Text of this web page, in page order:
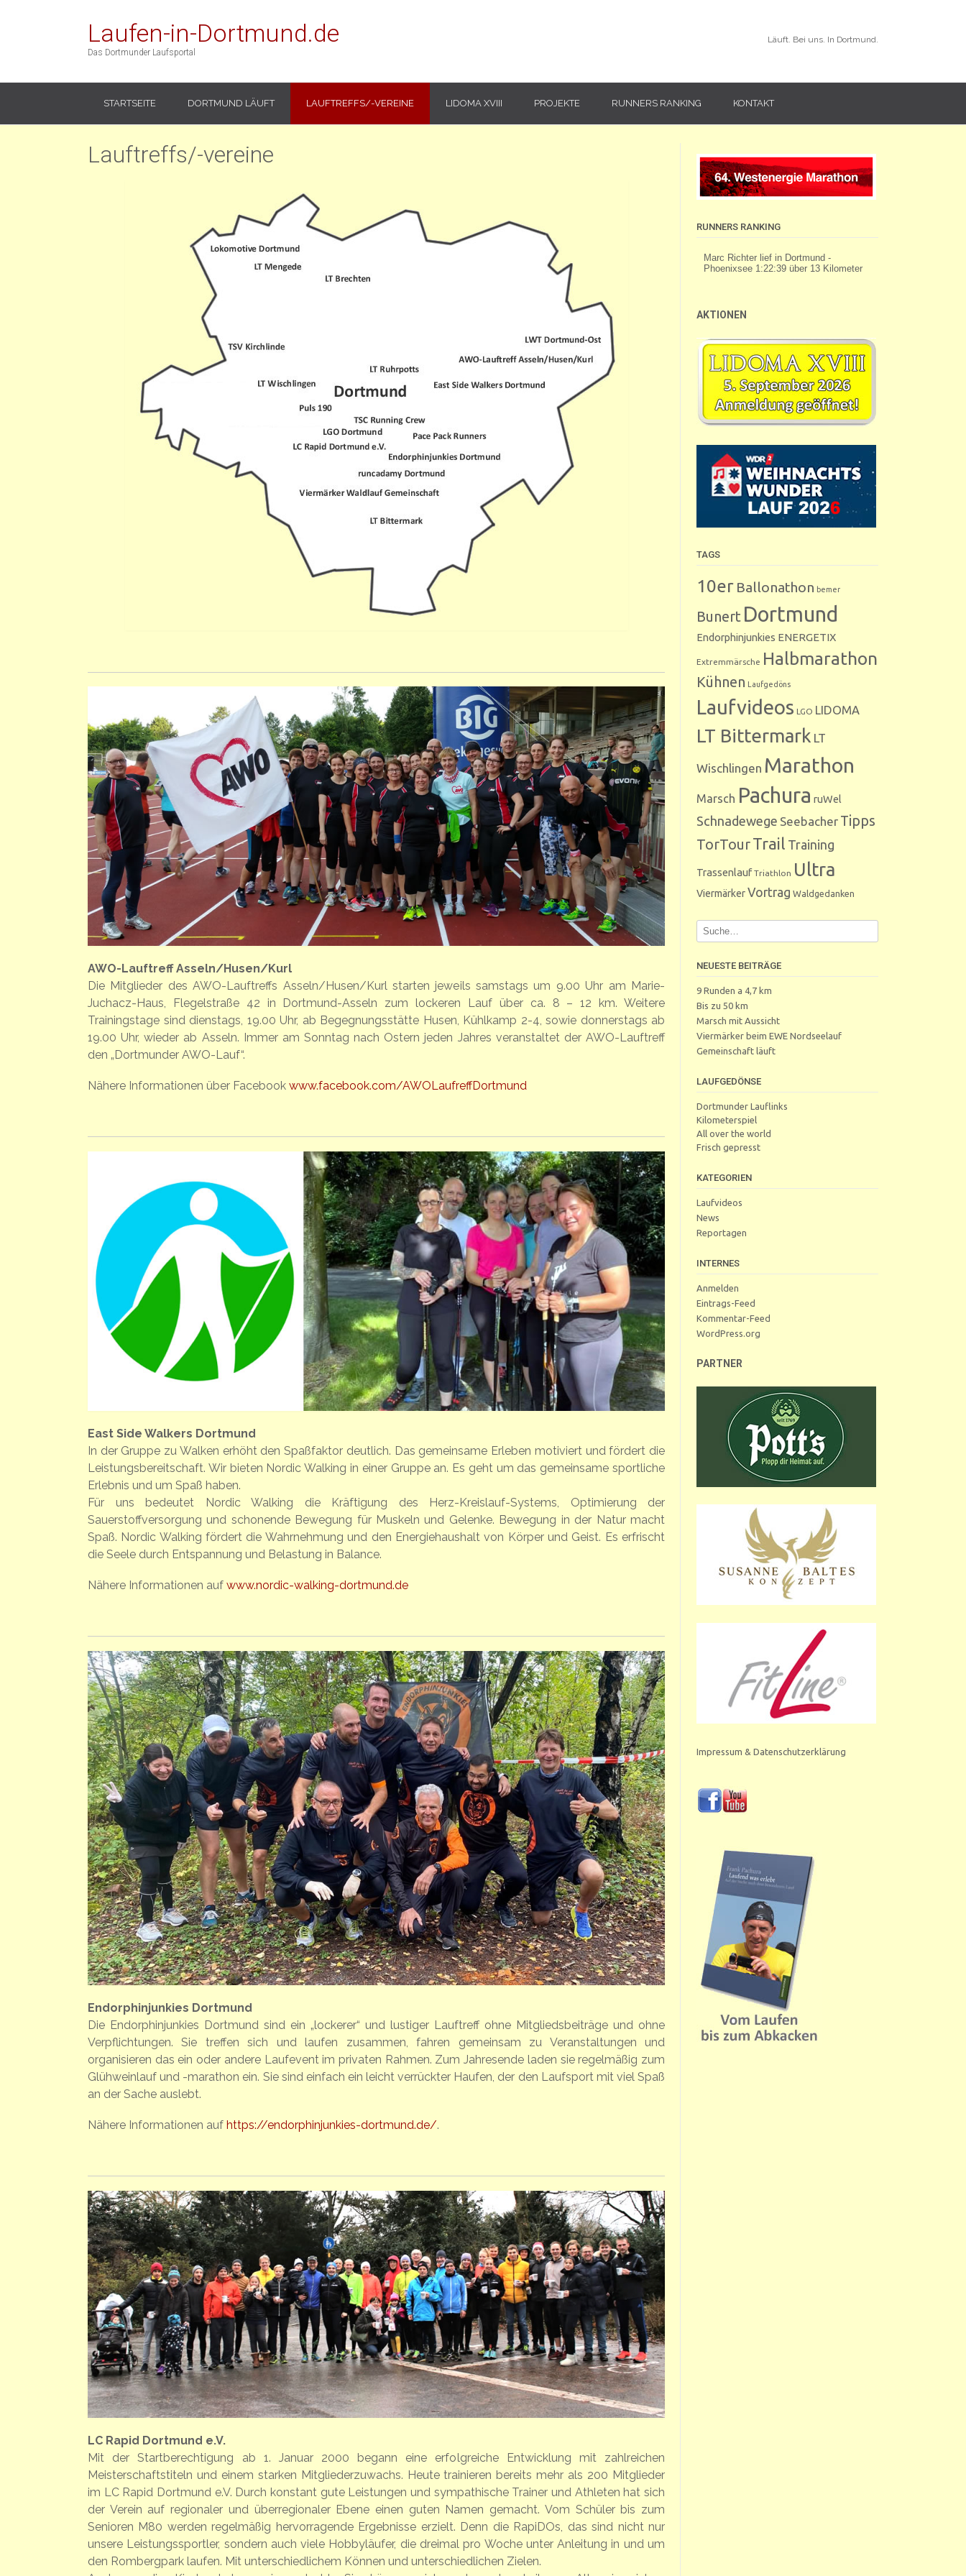
Laufen-in-Dortmund.de
Das Dortmunder Laufsportal
Läuft. Bei uns. In Dortmund.
STARTSEITE DORTMUND LÄUFT LAUFTREFFS/-VEREINE LIDOMA XVIII PROJEKTE RUNNERS RANKING KONTAKT
Lauftreffs/-vereine
AWO-Lauftreff Asseln/Husen/Kurl
Die Mitglieder des AWO-Lauftreffs Asseln/Husen/Kurl starten jeweils samstags um 9.00 Uhr am Marie-
Juchacz-Haus, Flegelstraße 42 in Dortmund-Asseln zum lockeren Lauf über ca. 8 – 12 km. Weitere
Trainingstage sind dienstags, 19.00 Uhr, ab Begegnungsstätte Husen, Kühlkamp 2-4, sowie donnerstags ab
19.00 Uhr, wieder ab Asseln. Immer am Sonntag nach Ostern jeden Jahres veranstaltet der AWO-Lauftreff
den „Dortmunder AWO-Lauf“.
Nähere Informationen über Facebook www.facebook.com/AWOLaufreffDortmund
East Side Walkers Dortmund
In der Gruppe zu Walken erhöht den Spaßfaktor deutlich. Das gemeinsame Erleben motiviert und fördert die
Leistungsbereitschaft. Wir bieten Nordic Walking in einer Gruppe an. Es geht um das gemeinsame sportliche
Erlebnis und um Spaß haben.
Für uns bedeutet Nordic Walking die Kräftigung des Herz-Kreislauf-Systems, Optimierung der
Sauerstoffversorgung und schonende Bewegung für Muskeln und Gelenke. Bewegung in der Natur macht
Spaß. Nordic Walking fördert die Wahrnehmung und den Energiehaushalt von Körper und Geist. Es erfrischt
die Seele durch Entspannung und Belastung in Balance.
Nähere Informationen auf www.nordic-walking-dortmund.de
Endorphinjunkies Dortmund
Die Endorphinjunkies Dortmund sind ein „lockerer“ und lustiger Lauftreff ohne Mitgliedsbeiträge und ohne
Verpflichtungen. Sie treffen sich und laufen zusammen, fahren gemeinsam zu Veranstaltungen und
organisieren das ein oder andere Laufevent im privaten Rahmen. Zum Jahresende laden sie regelmäßig zum
Glühweinlauf und -marathon ein. Sie sind einfach ein leicht verrückter Haufen, der den Laufsport mit viel Spaß
an der Sache auslebt.
Nähere Informationen auf https://endorphinjunkies-dortmund.de/.
LC Rapid Dortmund e.V.
Mit der Startberechtigung ab 1. Januar 2000 begann eine erfolgreiche Entwicklung mit zahlreichen
Meisterschaftstiteln und einem starken Mitgliederzuwachs. Heute trainieren bereits mehr als 200 Mitglieder
im LC Rapid Dortmund e.V. Durch konstant gute Leistungen und sympathische Trainer und Athleten hat sich
der Verein auf regionaler und überregionaler Ebene einen guten Namen gemacht. Vom Schüler bis zum
Senioren M80 werden regelmäßig hervorragende Ergebnisse erzielt. Denn die RapiDOs, das sind nicht nur
unsere Leistungssportler, sondern auch viele Hobbyläufer, die dreimal pro Woche unter Anleitung in und um
den Rombergpark laufen. Mit unterschiedlichem Können und unterschiedlichen Zielen.
RUNNERS RANKING
AKTIONEN
TAGS
10er Ballonathon bemer
Bunert Dortmund
Endorphinjunkies ENERGETIX
Extremmärsche Halbmarathon
Kühnen Laufgedöns
Laufvideos LGO LIDOMA
LT Bittermark LT
Wischlingen Marathon
Marsch Pachura ruWel
Schnadewege Seebacher Tipps
TorTourTrail Training
Trassenlauf Triathlon Ultra
ViermärkerVortrag Waldgedanken
NEUESTE BEITRÄGE
9 Runden a 4,7 km
Bis zu 50 km
Marsch mit Aussicht
Viermärker beim EWE Nordseelauf
Gemeinschaft läuft
LAUFGEDÖNSE
Dortmunder Lauflinks
Kilometerspiel
All over the world
Frisch gepresst
KATEGORIEN
Laufvideos
News
Reportagen
INTERNES
Anmelden
Eintrags-Feed
Kommentar-Feed
WordPress.org
PARTNER
Impressum & Datenschutzerklärung